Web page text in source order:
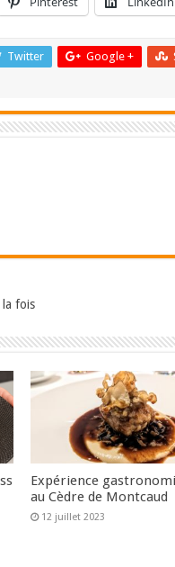
Twitter Google +
fois
Expérience
au Cèdre de Montcaud
12 juillet 2023